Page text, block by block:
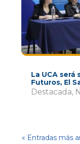
La UCA será
Futuros, El
Destacada,
« Entradas más